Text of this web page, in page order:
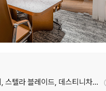
승리의 여신: 니케, 스텔라 블레이드, 데스티니차일드